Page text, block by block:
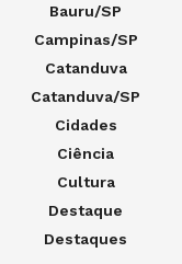
Bauru/SP
Campinas/SP
Catanduva
Catanduva/SP
Cidades
Ciência
Cultura
Destaque
Destaques